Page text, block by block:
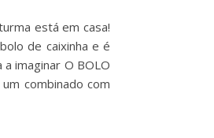
está em casa!
de caixinha e é
imaginar O BOLO
combinado com